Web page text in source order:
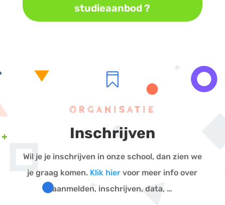
studieaanbod ?

ORGANISATIE
Inschrijven
Wil je je inschrijven in onze school, dan zien we
je graag komen. Klik hier voor meer info over
aanmelden, inschrijven, data, …